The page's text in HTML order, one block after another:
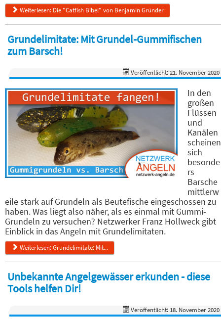
Weiterlesen: Die "Catfish Bibel" von Benjamin Gründer
Grundelimitate: Mit Grundel-Gummifischen
zum Barsch!
Veröffentlicht: 21. November 2020
In den
großen
Flüssen
und
Kanälen
scheinen
sich
besonde
rs
Barsche
mittlerw
eile stark auf Grundeln als Beutefische eingeschossen zu
haben. Was liegt also näher, als es einmal mit Gummi-
Grundeln zu versuchen? Netzwerker Franz Hollweck gibt
Einblick in das Angeln mit Grundelimitaten.
Weiterlesen: Grundelimitate: Mit...
Unbekannte Angelgewässer erkunden - diese
Tools helfen Dir!
Veröffentlicht: 18. November 2020